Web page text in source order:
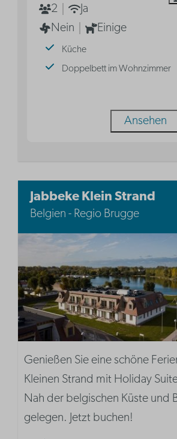
2
Ja
Nein
Einige
Küche
Doppelbett im Wohnzimmer
Ansehen
Jabbeke Klein Strand
Belgien - Regio Brugge
Genießen Sie eine schöne
Kleinen Strand mit Holiday
Nah der belgischen Küste und
gelegen. Jetzt buchen!